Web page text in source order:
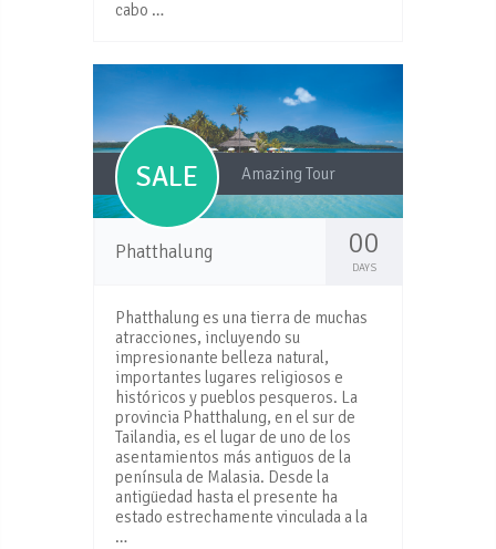
cabo …
SALE Amazing Tour
Phatthalung 00
DAYS
Phatthalung es una tierra de muchas
atracciones, incluyendo su
impresionante belleza natural,
importantes lugares religiosos e
históricos y pueblos pesqueros. La
provincia Phatthalung, en el sur de
Tailandia, es el lugar de uno de los
asentamientos más antiguos de la
península de Malasia. Desde la
antigüedad hasta el presente ha
estado estrechamente vinculada a la
…